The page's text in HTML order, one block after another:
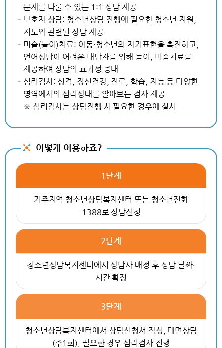
문제를 다룰 수 있는 1:1 상담 제공
보호자 상담: 청소년상담 진행에 필요한 청소년 지원,
지도와 관련된 상담 제공
미술(놀이)치료: 아동·청소년의 자기표현을 촉진하고,
언어상담이 어려운 내담자를 위해 놀이, 미술치료를
제공하여 상담의 효과성 증대
심리검사: 성격, 정신건강, 진로, 학습, 지능 등 다양한
영역에서의 심리상태를 알아보는 검사 제공
※ 심리검사는 상담진행 시 필요한 경우에 실시
어떻게 이용하죠?
1단계
거주지역 청소년상담복지센터 또는 청소년전화
1388로 상담신청
2단계
청소년상담복지센터에서 상담사 배정 후 상담 날짜·
시간 확정
3단계
청소년상담복지센터에서 상담신청서 작성, 대면상담
(주1회), 필요한 경우 심리검사 진행